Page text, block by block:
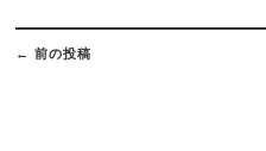
Post
navigation
← 前の投稿